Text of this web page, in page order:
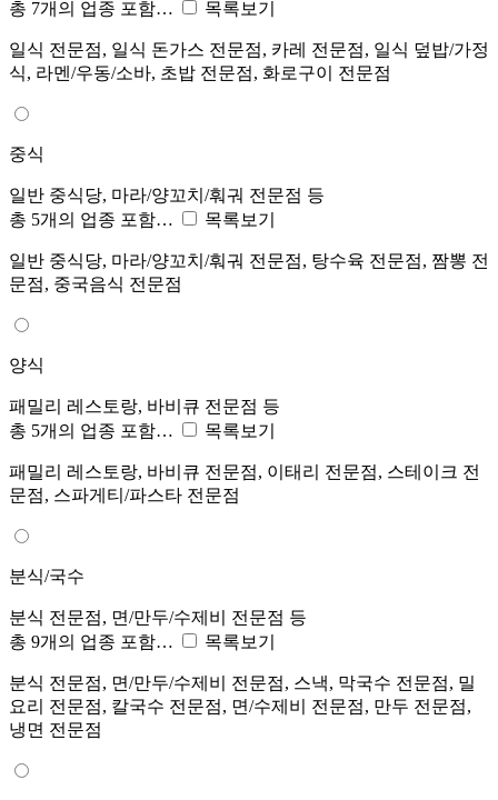
총 7개의 업종 포함… 목록보기
일식 전문점, 일식 돈가스 전문점, 카레 전문점, 일식 덮밥/가정
식, 라멘/우동/소바, 초밥 전문점, 화로구이 전문점
중식
일반 중식당, 마라/양꼬치/훠궈 전문점 등
총 5개의 업종 포함…
목록보기
일반 중식당, 마라/양꼬치/훠궈 전문점, 탕수육 전문점, 짬뽕 전
문점, 중국음식 전문점
양식
패밀리 레스토랑, 바비큐 전문점 등
총 5개의 업종 포함…
목록보기
패밀리 레스토랑, 바비큐 전문점, 이태리 전문점, 스테이크 전
문점, 스파게티/파스타 전문점
분식/국수
분식 전문점, 면/만두/수제비 전문점 등
총 9개의 업종 포함…
목록보기
분식 전문점, 면/만두/수제비 전문점, 스낵, 막국수 전문점, 밀
요리 전문점, 칼국수 전문점, 면/수제비 전문점, 만두 전문점,
냉면 전문점